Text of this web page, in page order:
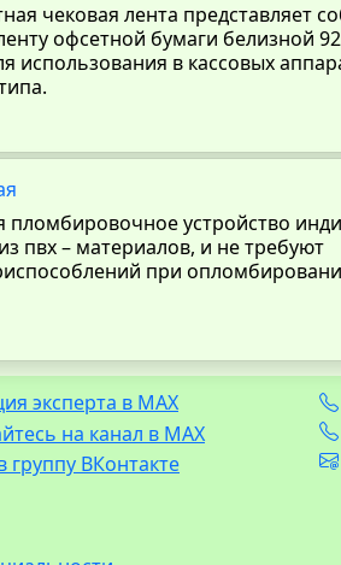
чековая лента представляет
офсетной бумаги белизной
использования в кассовых
устройство
пвх – материалов, и не требуют
при
эксперта в MAX
на канал в MAX
группу ВКонтакте